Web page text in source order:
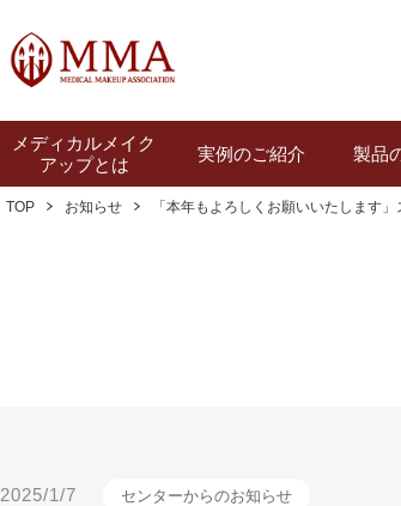
メディカルメイク
アップとは
実例のご紹介 製品
TOP お知らせ 「本年もよろしくお願いいたします
2025/1/7 センターからのお知らせ